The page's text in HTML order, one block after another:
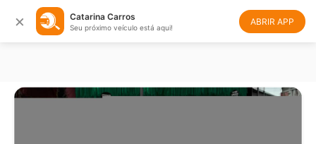
× Catarina Carros
Seu próximo veículo está aqui!
ABRIR APP
Ordenar